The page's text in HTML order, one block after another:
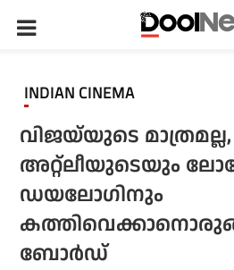
INDIAN CINEMA
വിജയ്‌യുടെ മാത്രമല്ല,
അറ്റ്‌ലീയുടെയും
ഡയലോഗിനും
ബോര്‍ഡ്